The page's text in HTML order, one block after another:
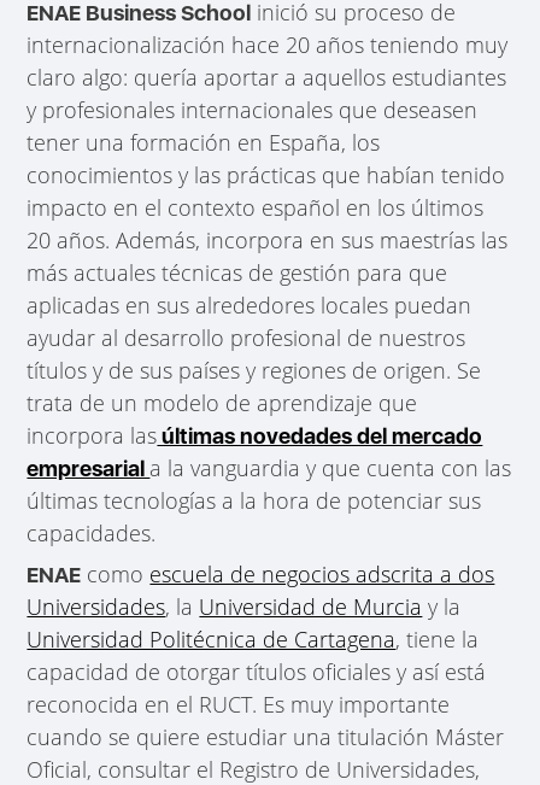
ENAE Business School inició su proceso de
internacionalización hace 20 años teniendo muy
claro algo: quería aportar a aquellos estudiantes
y profesionales internacionales que deseasen
tener una formación en España, los
conocimientos y las prácticas que habían tenido
impacto en el contexto español en los últimos
20 años. Además, incorpora en sus maestrías las
más actuales técnicas de gestión para que
aplicadas en sus alrededores locales puedan
ayudar al desarrollo profesional de nuestros
títulos y de sus países y regiones de origen. Se
trata de un modelo de aprendizaje que
incorpora lasúltimas novedades del mercado
empresarial a la vanguardia y que cuenta con las
últimas tecnologías a la hora de potenciar sus
capacidades.
ENAE como escuela de negocios adscrita a dos
Universidades, la Universidad de Murcia y la
Universidad Politécnica de Cartagena, tiene la
capacidad de otorgar títulos oficiales y así está
reconocida en el RUCT. Es muy importante
cuando se quiere estudiar una titulación Máster
Oficial, consultar el Registro de Universidades,